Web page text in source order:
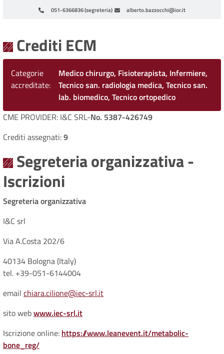
051-6366836 (segreteria) alberto.bazzocchi@ior.it
Crediti ECM
Categorie
accreditate
Medico chirurgo, Fisioterapista, Infermiere,
Tecnico san. radiologia medica, Tecnico san.
lab. biomedico, Tecnico ortopedico
CME PROVIDER: I&C SRL-No. 5387-426749
Crediti assegnati:9
Segreteria organizzativa -
Iscrizioni
Segreteria organizzativa
I&C srl
Via A.Costa 202/6
40134 Bologna (Italy)
tel. +39-051-6144004
email chiara.cilione@iec-srl.it
sito webwww.iec-srl.it
Iscrizione online: https://www.leanevent.it/metabolic-
bone_reg/